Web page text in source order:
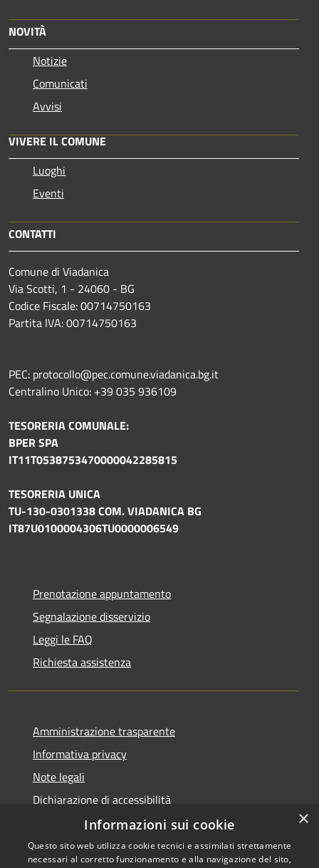
NOVITÀ
Notizie
Comunicati
Avvisi
VIVERE IL COMUNE
Luoghi
Eventi
CONTATTI
Comune di Viadanica
Via Scotti, 1 - 24060 - BG
Codice Fiscale: 00714750163
Partita IVA: 00714750163
PEC: protocollo@pec.comune.viadanica.bg.it
Centralino Unico: +39 035 936109
TESORERIA COMUNALE:
BPER SPA
IT11T0538753470000042285815
TESORERIA UNICA
TU-130-0301338 COM. VIADANICA BG
IT87U0100004306TU0000006549
Prenotazione appuntamento
Segnalazione disservizio
Leggi le FAQ
Richiesta assistenza
Amministrazione trasparente
Informativa privacy
Note legali
Dichiarazione di accessibilità
×
Informazioni sui cookie
Questo sito web utilizza cookie tecnici e assimilati strettamente
necessari al corretto funzionamento e alla navigazione del sito,